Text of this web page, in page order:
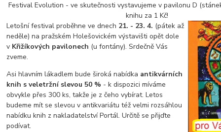
Festival Evolution - ve skutečnosti vystavujeme v pavilonu D
knihu za 1 Kč!
Letošní festival proběhne ve dnech 21. - 23. 4. (pátek až
neděle) na pražském Holešovickém výstavišti opět dole
v Křižíkových pavilonech (u fontány). Srdečně Vás
zveme.
Asi hlavním lákadlem bude široká nabídka antikvárních
knih s veletržní slevou 50 % - k dispozici míváme
obvykle přes 300 ks, takže je z čeho vybírat. Letos
budeme mít se slevou v antikvariátu též velmi rozsáhlou
nabídku knih z nakladatelství Portál. Určitě se přijďte
podívat.